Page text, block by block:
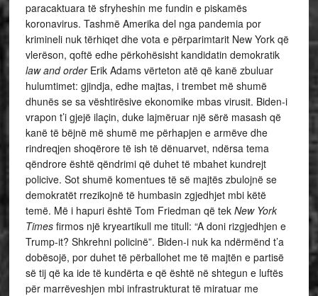
paracaktuara të sfryheshin me fundin e piskamës
koronavirus. Tashmë Amerika del nga pandemia por
krimineli nuk tërhiqet dhe vota e përparimtarit New York që
vlerëson, qoftë edhe përkohësisht kandidatin demokratik
law and order Erik Adams vërteton atë që kanë zbuluar
hulumtimet: gjindja, edhe majtas, i trembet më shumë
dhunës se sa vështirësive ekonomike mbas virusit. Biden-i
vrapon t’i gjejë ilaçin, duke lajmëruar një sërë masash që
kanë të bëjnë më shumë me përhapjen e armëve dhe
rindreqjen shoqërore të ish të dënuarvet, ndërsa tema
qëndrore është qëndrimi që duhet të mbahet kundrejt
policive. Sot shumë komentues të së majtës zbulojnë se
demokratët rrezikojnë të humbasin zgjedhjet mbi këtë
temë. Më i hapuri është Tom Friedman që tek New York
Timesfirmos një kryeartikull me titull: “A doni rizgjedhjen e
Trump-it? Shkrehni policinë”. Biden-i nuk ka ndërmënd t’a
dobësojë, por duhet të përballohet me të majtën e partisë
së tij që ka ide të kundërta e që është në shtegun e luftës
për marrëveshjen mbi infrastrukturat të miratuar me